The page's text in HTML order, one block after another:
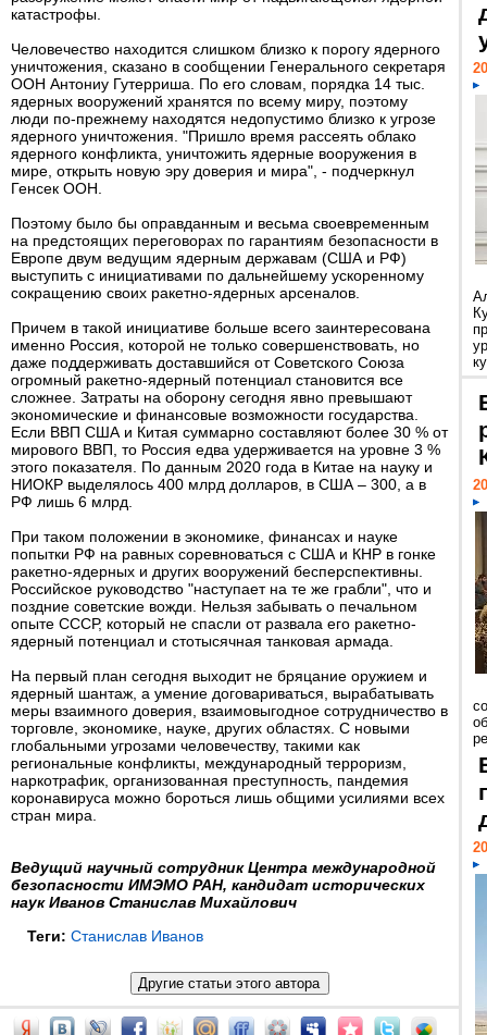
катастрофы.
Человечество находится слишком близко к порогу ядерного
уничтожения, сказано в сообщении Генерального секретаря
ООН Антониу Гутерриша. По его словам, порядка 14 тыс.
ядерных вооружений хранятся по всему миру, поэтому
люди по-прежнему находятся недопустимо близко к угрозе
ядерного уничтожения. "Пришло время рассеять облако
ядерного конфликта, уничтожить ядерные вооружения в
мире, открыть новую эру доверия и мира", - подчеркнул
Генсек ООН.
Поэтому было бы оправданным и весьма своевременным
на предстоящих переговорах по гарантиям безопасности в
Европе двум ведущим ядерным державам (США и РФ)
выступить с инициативами по дальнейшему ускоренному
сокращению своих ракетно-ядерных арсеналов.
Причем в такой инициативе больше всего заинтересована
именно Россия, которой не только совершенствовать, но
даже поддерживать доставшийся от Советского Союза
огромный ракетно-ядерный потенциал становится все
сложнее. Затраты на оборону сегодня явно превышают
экономические и финансовые возможности государства.
Если ВВП США и Китая суммарно составляют более 30 % от
мирового ВВП, то Россия едва удерживается на уровне 3 %
этого показателя. По данным 2020 года в Китае на науку и
НИОКР выделялось 400 млрд долларов, в США – 300, а в
РФ лишь 6 млрд.
При таком положении в экономике, финансах и науке
попытки РФ на равных соревноваться с США и КНР в гонке
ракетно-ядерных и других вооружений бесперспективны.
Российское руководство "наступает на те же грабли", что и
поздние советские вожди. Нельзя забывать о печальном
опыте СССР, который не спасли от развала его ракетно-
ядерный потенциал и стотысячная танковая армада.
На первый план сегодня выходит не бряцание оружием и
ядерный шантаж, а умение договариваться, вырабатывать
меры взаимного доверия, взаимовыгодное сотрудничество в
торговле, экономике, науке, других областях. С новыми
глобальными угрозами человечеству, такими как
региональные конфликты, международный терроризм,
наркотрафик, организованная преступность, пандемия
коронавируса можно бороться лишь общими усилиями всех
стран мира.
Ведущий научный сотрудник Центра международной
безопасности ИМЭМО РАН, кандидат исторических
наук Иванов Станислав Михайлович
Теги: Станислав Иванов